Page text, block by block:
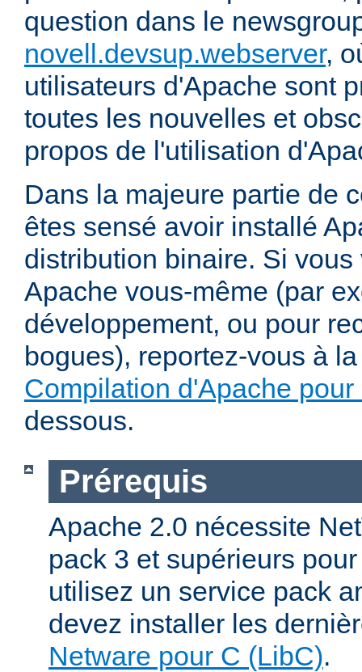
question dans le
novell.devsup.webserver,
utilisateurs d'Apache sont
toutes les nouvelles et
propos de l'utilisation
Dans la majeure partie de
êtes sensé avoir installé
distribution binaire. Si
Apache vous-même (par
développement, ou pour
bogues), reportez-vous à
Compilation d'Apache
dessous.
Prérequis
Apache 2.0 nécessite
pack 3 et supérieurs
utilisez un service pack
devez installer les
Netware pour C (LibC).